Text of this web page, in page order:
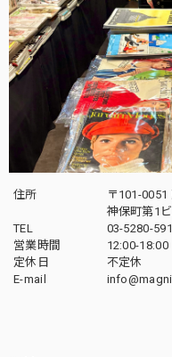
住所
〒101-
神保町第1
TEL
03-5280-
営業時間
12:00-18:00
定休日
不定休
E-mail